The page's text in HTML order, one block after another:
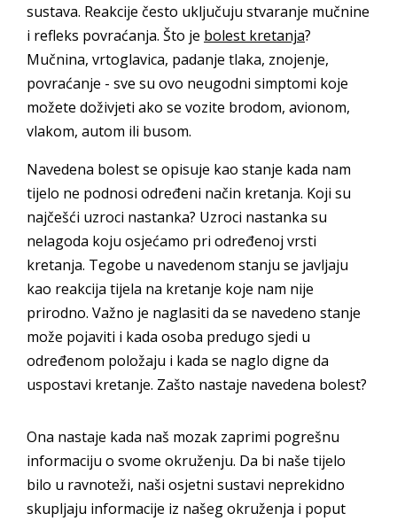
sustava. Reakcije često uključuju stvaranje mučnine
i refleks povraćanja. Što je bolest kretanja?
Mučnina, vrtoglavica, padanje tlaka, znojenje,
povraćanje - sve su ovo neugodni simptomi koje
možete doživjeti ako se vozite brodom, avionom,
vlakom, autom ili busom.
Navedena bolest se opisuje kao stanje kada nam
tijelo ne podnosi određeni način kretanja. Koji su
najčešći uzroci nastanka? Uzroci nastanka su
nelagoda koju osjećamo pri određenoj vrsti
kretanja. Tegobe u navedenom stanju se javljaju
kao reakcija tijela na kretanje koje nam nije
prirodno. Važno je naglasiti da se navedeno stanje
može pojaviti i kada osoba predugo sjedi u
određenom položaju i kada se naglo digne da
uspostavi kretanje. Zašto nastaje navedena bolest?
Ona nastaje kada naš mozak zaprimi pogrešnu
informaciju o svome okruženju. Da bi naše tijelo
bilo u ravnoteži, naši osjetni sustavi neprekidno
skupljaju informacije iz našeg okruženja i poput